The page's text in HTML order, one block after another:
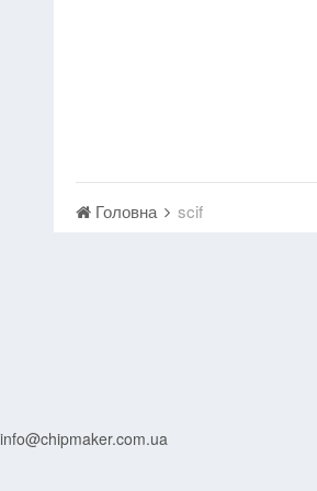
Головна scif
info@chipmaker.com.ua